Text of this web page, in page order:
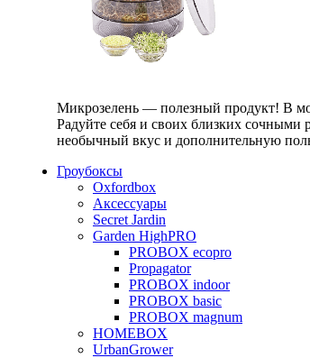
Микрозелень — полезный продукт! В
Радуйте себя и своих близких сочными
необычный вкус и дополнительную
Гроубоксы
Oxfordbox
Аксессуары
Secret Jardin
Garden HighPRO
PROBOX ecopro
Propagator
PROBOX indoor
PROBOX basic
PROBOX magnum
HOMEBOX
UrbanGrower